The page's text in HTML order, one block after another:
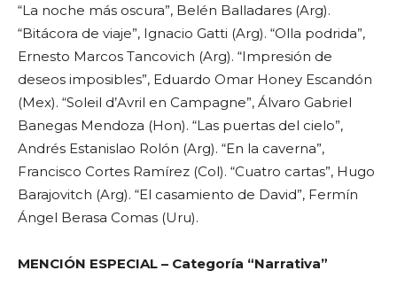
“La noche más oscura”, Belén Balladares (Arg).
“Bitácora de viaje”, Ignacio Gatti (Arg). “Olla podrida”,
Ernesto Marcos Tancovich (Arg). “Impresión de
deseos imposibles”, Eduardo Omar Honey Escandón
(Mex). “Soleil d’Avril en Campagne”, Álvaro Gabriel
Banegas Mendoza (Hon). “Las puertas del cielo”,
Andrés Estanislao Rolón (Arg). “En la caverna”,
Francisco Cortes Ramírez (Col). “Cuatro cartas”, Hugo
Barajovitch (Arg). “El casamiento de David”, Fermín
Ángel Berasa Comas (Uru).
MENCIÓN ESPECIAL – Categoría “Narrativa”